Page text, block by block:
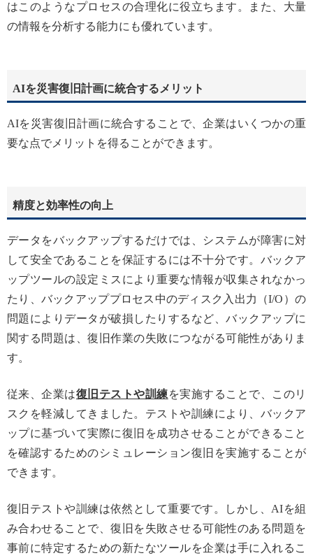
はこのようなプロセスの合理化に役立ちます。また、大量
の情報を分析する能力にも優れています。
AIを災害復旧計画に統合するメリット
AIを災害復旧計画に統合することで、企業はいくつかの重
要な点でメリットを得ることができます。
精度と効率性の向上
データをバックアップするだけでは、システムが障害に対
して安全であることを保証するには不十分です。バックア
ップツールの設定ミスにより重要な情報が収集されなかっ
たり、バックアッププロセス中のディスク入出力（I/O）の
問題によりデータが破損したりするなど、バックアップに
関する問題は、復旧作業の失敗につながる可能性がありま
す。
従来、企業は復旧テストや訓練を実施することで、このリ
スクを軽減してきました。テストや訓練により、バックア
ップに基づいて実際に復旧を成功させることができること
を確認するためのシミュレーション復旧を実施することが
できます。
復旧テストや訓練は依然として重要です。しかし、AIを組
み合わせることで、復旧を失敗させる可能性のある問題を
事前に特定するための新たなツールを企業は手に入れるこ